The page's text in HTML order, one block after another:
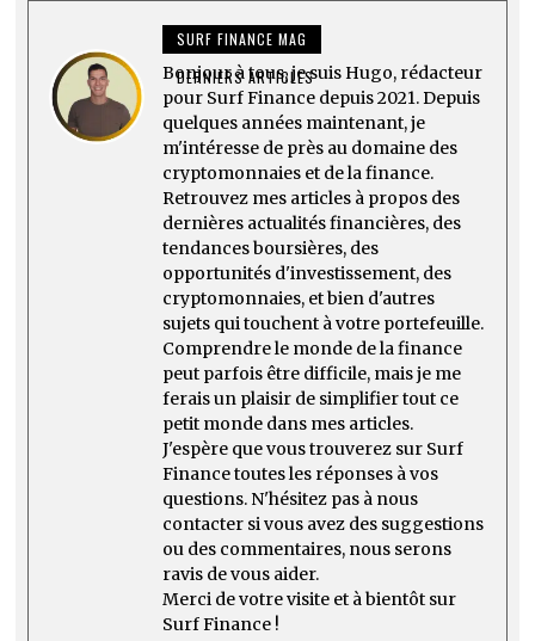
SURF FINANCE MAG
DERNIERS ARTICLES
Bonjour à tous, je suis Hugo, rédacteur
pour Surf Finance depuis 2021. Depuis
quelques années maintenant, je
m'intéresse de près au domaine des
cryptomonnaies et de la finance.
Retrouvez mes articles à propos des
dernières actualités financières, des
tendances boursières, des
opportunités d'investissement, des
cryptomonnaies, et bien d'autres
sujets qui touchent à votre portefeuille.
Comprendre le monde de la finance
peut parfois être difficile, mais je me
ferais un plaisir de simplifier tout ce
petit monde dans mes articles.
J'espère que vous trouverez sur Surf
Finance toutes les réponses à vos
questions. N'hésitez pas à nous
contacter si vous avez des suggestions
ou des commentaires, nous serons
ravis de vous aider.
Merci de votre visite et à bientôt sur
Surf Finance !